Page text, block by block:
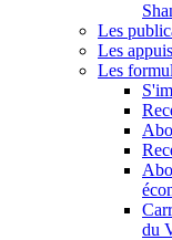
Les
Les
Les
du